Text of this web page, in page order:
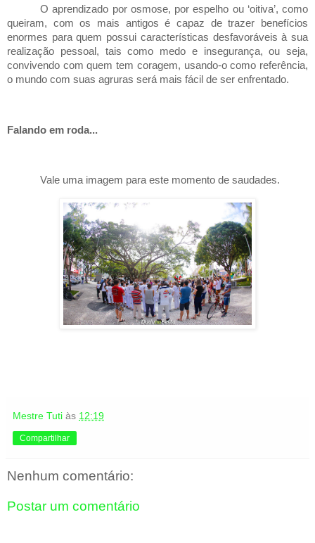
O aprendizado por osmose, por espelho ou ‘oitiva’, como
queiram, com os mais antigos é capaz de trazer benefícios
enormes para quem possui características desfavoráveis à sua
realização pessoal, tais como medo e insegurança, ou seja,
convivendo com quem tem coragem, usando-o como referência,
o mundo com suas agruras será mais fácil de ser enfrentado.
Falando em roda...
Vale uma imagem para este momento de saudades.
Mestre Tuti às 12:19
Compartilhar
Nenhum comentário:
Postar um comentário